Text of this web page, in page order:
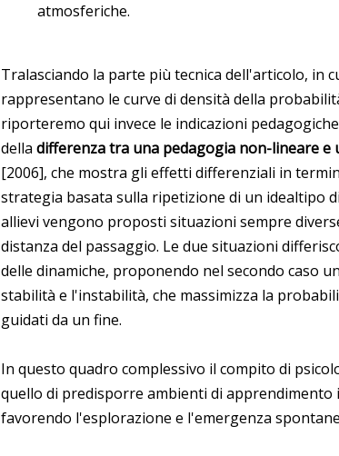
atmosferiche.
Tralasciando la parte più tecnica dell'articolo, in
rappresentano le curve di densità della
riporteremo qui invece le indicazioni
della differenza tra una pedagogia non-lineare e
[2006], che mostra gli effetti differenziali in
strategia basata sulla ripetizione di un idealtipo
allievi vengono proposti situazioni sempre
distanza del passaggio. Le due situazioni
delle dinamiche, proponendo nel secondo caso
stabilità e l'instabilità, che massimizza la
guidati da un fine.
In questo quadro complessivo il compito di
quello di predisporre ambienti di apprendimento
favorendo l'esplorazione e l'emergenza